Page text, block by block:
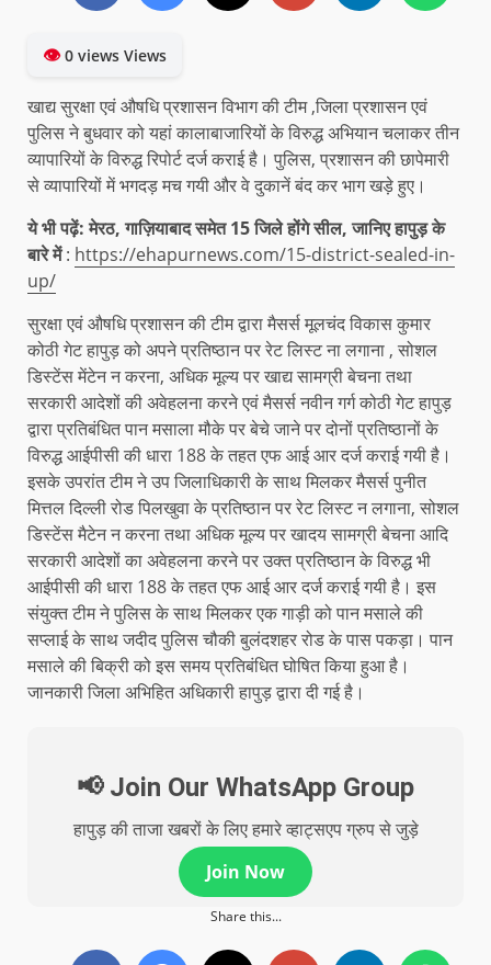
👁0 views Views
खाद्य सुरक्षा एवं औषधि प्रशासन विभाग की टीम ,जिला प्रशासन एवं
पुलिस ने बुधवार को यहां कालाबाजारियों के विरुद्ध अभियान चलाकर तीन
व्यापारियों के विरुद्ध रिपोर्ट दर्ज कराई है। पुलिस, प्रशासन की छापेमारी
से व्यापारियों में भगदड़ मच गयी और वे दुकानें बंद कर भाग खड़े हुए।
ये भी पढ़ें: मेरठ, गाज़ियाबाद समेत 15 जिले होंगे सील, जानिए हापुड़ के
बारे में: https://ehapurnews.com/15-district-sealed-in-
up/
सुरक्षा एवं औषधि प्रशासन की टीम द्वारा मैसर्स मूलचंद विकास कुमार
कोठी गेट हापुड़ को अपने प्रतिष्ठान पर रेट लिस्ट ना लगाना , सोशल
डिस्टेंस मेंटेन न करना, अधिक मूल्य पर खाद्य सामग्री बेचना तथा
सरकारी आदेशों की अवेहलना करने एवं मैसर्स नवीन गर्ग कोठी गेट हापुड़
द्वारा प्रतिबंधित पान मसाला मौके पर बेचे जाने पर दोनों प्रतिष्ठानों के
विरुद्ध आईपीसी की धारा 188 के तहत एफ आई आर दर्ज कराई गयी है।
इसके उपरांत टीम ने उप जिलाधिकारी के साथ मिलकर मैसर्स पुनीत
मित्तल दिल्ली रोड पिलखुवा के प्रतिष्ठान पर रेट लिस्ट न लगाना, सोशल
डिस्टेंस मैटेन न करना तथा अधिक मूल्य पर खादय सामग्री बेचना आदि
सरकारी आदेशों का अवेहलना करने पर उक्त प्रतिष्ठान के विरुद्ध भी
आईपीसी की धारा 188 के तहत एफ आई आर दर्ज कराई गयी है। इस
संयुक्त टीम ने पुलिस के साथ मिलकर एक गाड़ी को पान मसाले की
सप्लाई के साथ जदीद पुलिस चौकी बुलंदशहर रोड के पास पकड़ा। पान
मसाले की बिक्री को इस समय प्रतिबंधित घोषित किया हुआ है।
जानकारी जिला अभिहित अधिकारी हापुड़ द्वारा दी गई है।
📢 Join Our WhatsApp Group
हापुड़ की ताजा खबरों के लिए हमारे व्हाट्सएप ग्रुप से जुड़े
Join Now
Share this...